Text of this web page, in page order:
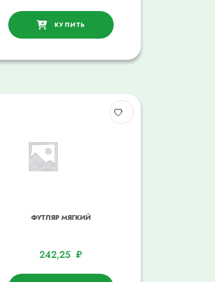
КУПИТЬ
ФУТЛЯР МЯГКИЙ
242,25 ₽